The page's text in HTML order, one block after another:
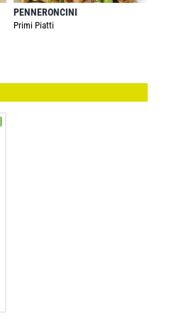
PENNERONCINI
Primi Piatti